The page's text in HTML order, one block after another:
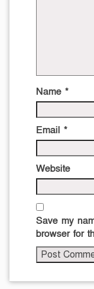
Name *
Email *
Website
Save my
browser for